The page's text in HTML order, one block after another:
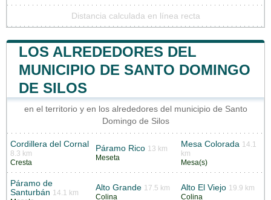
Distancia calculada en línea recta
LOS ALREDEDORES DEL
MUNICIPIO DE SANTO DOMINGO
DE SILOS
en el territorio y en los alrededores del municipio de Santo
Domingo de Silos
Cordillera del Cornal
8.3 km
Cresta
Páramo Rico 13 km
Meseta
Mesa Colorada 14.1
km
Mesa(s)
Páramo de
Santurbán 14.1 km
Alto Grande 17.5 km
Colina
Alto El Viejo 19.9 km
Colina